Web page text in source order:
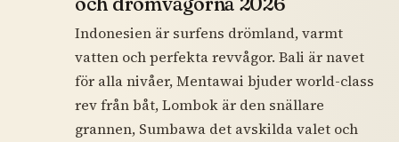
Indonesien är surfens drömland, varmt
vatten och perfekta revvågor. Bali är navet
för alla nivåer, Mentawai bjuder world-class
rev från båt, Lombok är den snällare
grannen, Sumbawa det avskilda valet och